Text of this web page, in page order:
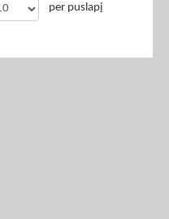
per puslapį